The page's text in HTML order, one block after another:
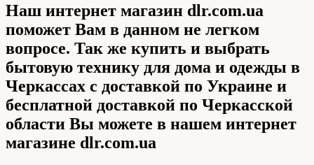
Наш интернет магазин dlr.com.ua
поможет Вам в данном не легком
вопросе. Так же купить и выбрать
бытовую технику для дома и одежды в
Черкассах с доставкой по Украине и
бесплатной доставкой по Черкасской
области Вы можете в нашем интернет
магазине dlr.com.ua